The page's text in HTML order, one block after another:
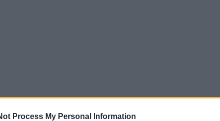
Process My Personal Information